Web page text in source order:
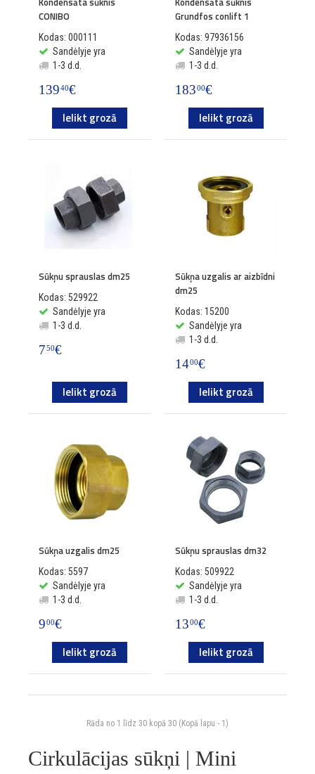
CONIBO
Kodas: 000111
Sandėlyje yra
1-3 d.d.
13940€
Ielikt grozā
Grundfos conlift 1
Kodas: 97936156
Sandėlyje yra
1-3 d.d.
18300€
Ielikt grozā
Sūkņu sprauslas dm25
Kodas: 529922
Sandėlyje yra
1-3 d.d.
750€
Ielikt grozā
Sūkņa uzgalis ar aizbīdni
dm25
Kodas: 15200
Sandėlyje yra
1-3 d.d.
1400€
Ielikt grozā
Sūkņa uzgalis dm25
Kodas: 5597
Sandėlyje yra
1-3 d.d.
900€
Ielikt grozā
Sūkņu sprauslas dm32
Kodas: 509922
Sandėlyje yra
1-3 d.d.
1300€
Ielikt grozā
Rāda no 1 līdz 30 kopā 30 (Kopā lapu - 1)
Cirkulācijas sūkņi | Mini